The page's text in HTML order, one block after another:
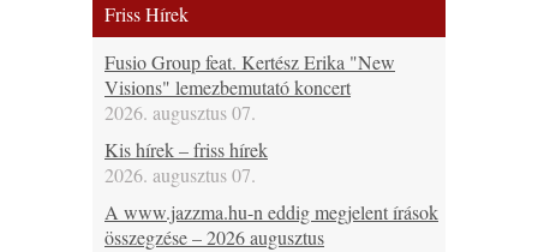
Friss Hírek
Fusio Group feat. Kertész Erika "New
Visions" lemezbemutató koncert
2026. augusztus 07.
Kis hírek – friss hírek
2026. augusztus 07.
A www.jazzma.hu-n eddig megjelent írások
összegzése – 2026 augusztus